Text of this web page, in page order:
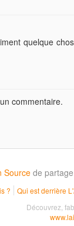
quelque
commentaire.
Sourcede
? Qui est derrière
Découvrez,